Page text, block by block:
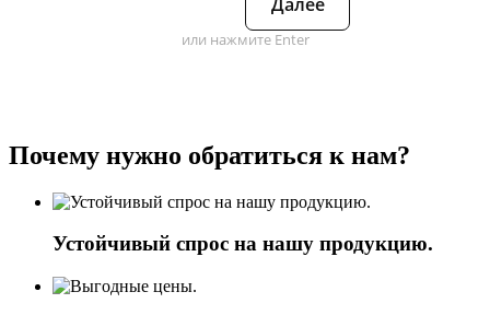
или нажмите Enter
Почему нужно обратиться к нам?
Устойчивый спрос на нашу продукцию.